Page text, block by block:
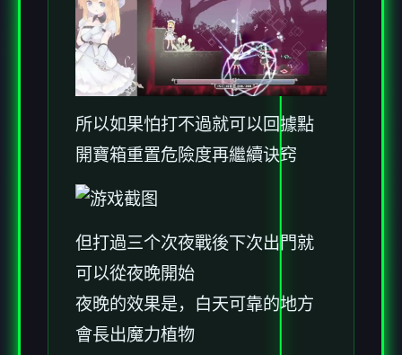
所以如果怕打不過就可以回據點
開寶箱重置危險度再繼續诀窍
但打過三个次夜戰後下次出門就
可以從夜晚開始
夜晚的效果是，白天可靠的地方
會長出魔力植物